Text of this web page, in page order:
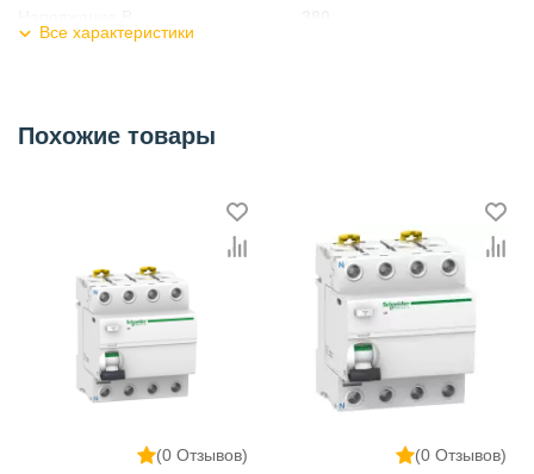
Категория
Все характеристики
Похожие товары
(0 Отзывов)
(0 Отзывов)